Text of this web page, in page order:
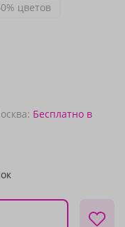
цветов
Бесплатно в